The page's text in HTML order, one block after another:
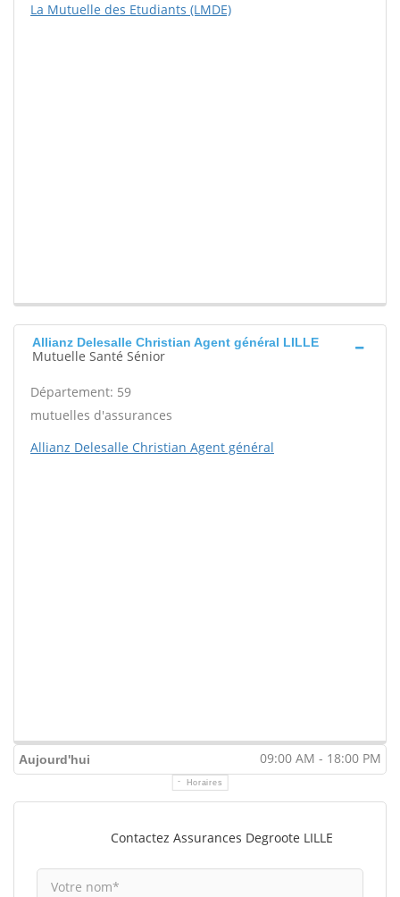
La Mutuelle des Etudiants (LMDE)
Allianz Delesalle Christian Agent général LILLE
Mutuelle Santé Sénior
Département: 59
mutuelles d'assurances
Allianz Delesalle Christian Agent général
Aujourd'hui 09:00 AM - 18:00 PM
Horaires
Contactez Assurances Degroote LILLE